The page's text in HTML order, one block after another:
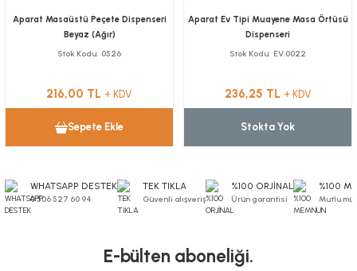
Aparat Masaüstü Peçete Dispenseri
Beyaz (Ağır)
Stok Kodu 0526
216,00 TL + KDV
Sepete Ekle
Aparat Ev Tipi Muayene Masa Örtüsü
Dispenseri
Stok Kodu EV.0022
236,25 TL + KDV
Stokta Yok
WHATSAPP DESTEK
0 506 527 60 94
TEK TIKLA
Güvenli alışveriş
%100 ORJİNAL
Ürün garantisi
%100
Mutlu
E-bülten aboneliği.